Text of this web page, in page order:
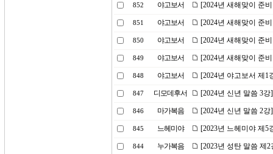
852 야고보서 [2024년 새해맞이 준
851 야고보서 [2024년 새해맞이 준
850 야고보서 [2024년 새해맞이 준
849 야고보서 [2024년 새해맞이 준
848 야고보서 [2024년 야고보서 제
847 디모데후서 [2024년 신년 말씀 3
846 마가복음 [2024년 신년 말씀 2
845 느헤미야 [2023년 느헤미야 제5
844 누가복음 [2023년 성탄 말씀 제